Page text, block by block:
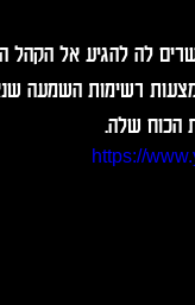
לה להגיע אל הקהל
רשימות השמעה
הכוח שלה.
https://